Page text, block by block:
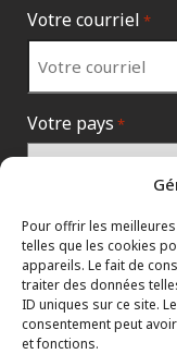
Pour offrir les
telles que les cookies
appareils. Le fait de
traiter des données
ID uniques sur ce site.
consentement peut
et fonctions.
Votre courriel *
Votre pays *